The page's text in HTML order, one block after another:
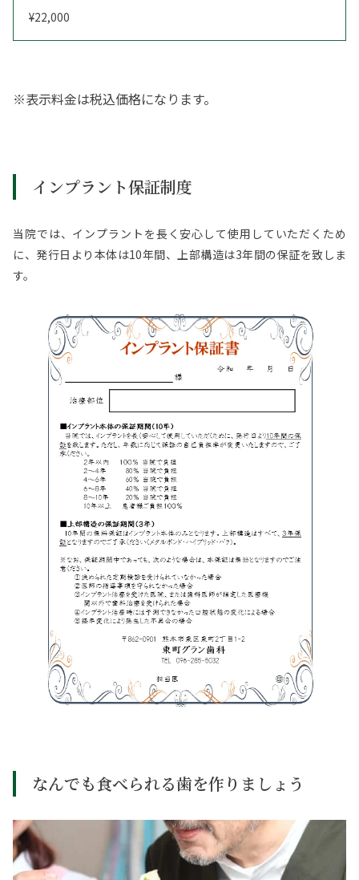
¥22,000
※表示料金は税込価格になります。
インプラント保証制度
当院では、インプラントを長く安心して使用していただくため
に、発行日より本体は10年間、上部構造は3年間の保証を致しま
す。
なんでも食べられる歯を作りましょう